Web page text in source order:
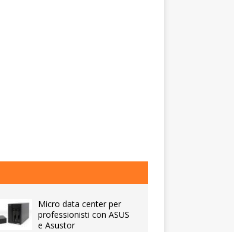
Micro data center per
professionisti con ASUS
e Asustor